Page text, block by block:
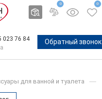
0 0
023 76 84
Обратный звонок
для ванной и туалета